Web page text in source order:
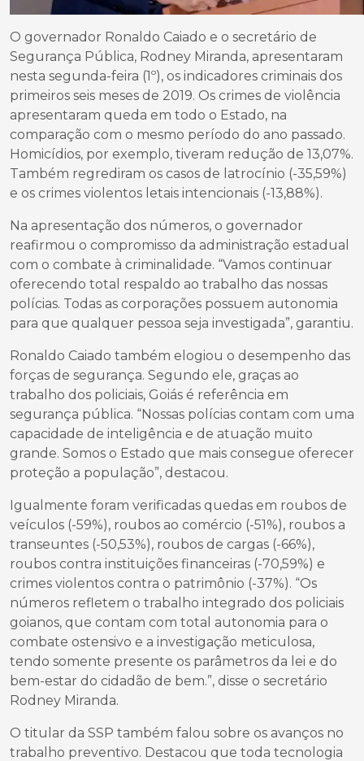
O governador Ronaldo Caiado e o secretário de
Segurança Pública, Rodney Miranda, apresentaram
nesta segunda-feira (1º), os indicadores criminais dos
primeiros seis meses de 2019. Os crimes de violência
apresentaram queda em todo o Estado, na
comparação com o mesmo período do ano passado.
Homicídios, por exemplo, tiveram redução de 13,07%.
Também regrediram os casos de latrocínio (-35,59%)
e os crimes violentos letais intencionais (-13,88%).
Na apresentação dos números, o governador
reafirmou o compromisso da administração estadual
com o combate à criminalidade. “Vamos continuar
oferecendo total respaldo ao trabalho das nossas
polícias. Todas as corporações possuem autonomia
para que qualquer pessoa seja investigada”, garantiu.
Ronaldo Caiado também elogiou o desempenho das
forças de segurança. Segundo ele, graças ao
trabalho dos policiais, Goiás é referência em
segurança pública. “Nossas polícias contam com uma
capacidade de inteligência e de atuação muito
grande. Somos o Estado que mais consegue oferecer
proteção a população”, destacou.
Igualmente foram verificadas quedas em roubos de
veículos (-59%), roubos ao comércio (-51%), roubos a
transeuntes (-50,53%), roubos de cargas (-66%),
roubos contra instituições financeiras (-70,59%) e
crimes violentos contra o patrimônio (-37%). “Os
números refletem o trabalho integrado dos policiais
goianos, que contam com total autonomia para o
combate ostensivo e a investigação meticulosa,
tendo somente presente os parâmetros da lei e do
bem-estar do cidadão de bem.”, disse o secretário
Rodney Miranda.
O titular da SSP também falou sobre os avanços no
trabalho preventivo. Destacou que toda tecnologia